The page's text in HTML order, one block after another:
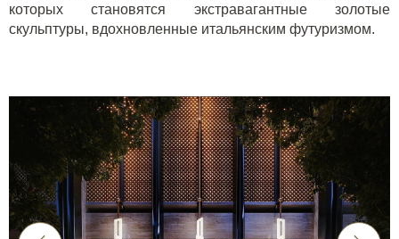
которых становятся экстравагантные золотые
скульптуры, вдохновленные итальянским футуризмом.